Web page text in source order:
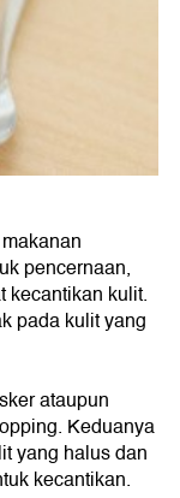
pencernaan,
kecantikan kulit.
pada kulit yang
ataupun
Keduanya
yang halus dan
kecantikan.